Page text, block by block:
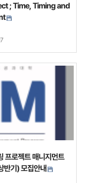
; Time, Timing and
프로젝트 매니지먼트
기) 모집안내